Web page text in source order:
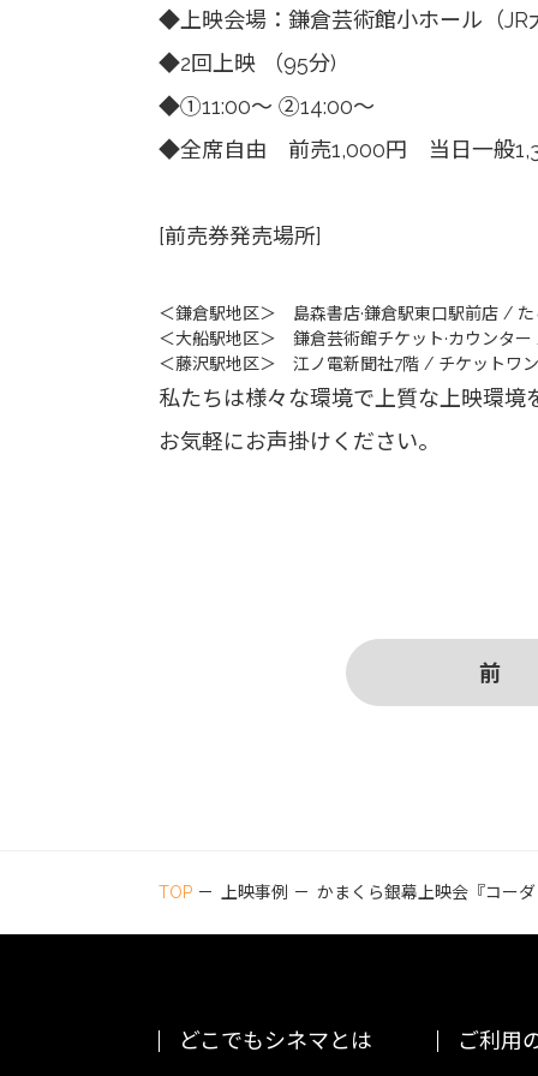
◆上映会場：鎌倉芸術館小ホール（
◆2回上映 （95分)
◆①11:00～ ②14:00～
◆全席自由 前売1,000円 当日一般
[前売券発売場所]
＜鎌倉駅地区＞ 島森書店·鎌倉駅東口駅前店 / た
＜大船駅地区＞ 鎌倉芸術館チケット·カウンタ
＜藤沢駅地区＞ 江ノ電新聞社7階 / チケットワ
私たちは様々な環境で上質な上映環境
お気軽にお声掛けください。
前
TOP 上映事例 かまくら銀幕上映会『コー
どこでもシネマとは ご利用